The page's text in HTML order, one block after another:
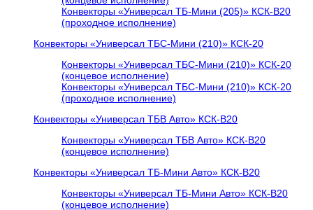
Конвекторы «Универсал ТБ-Мини (205)» КСК-В20
(проходное исполнение)
Конвекторы «Универсал ТБС-Мини (210)» КСК-20
Конвекторы «Универсал ТБС-Мини (210)» КСК-20
(концевое исполнение)
Конвекторы «Универсал ТБС-Мини (210)» КСК-20
(проходное исполнение)
Конвекторы «Универсал ТБВ Авто» КСК-В20
Конвекторы «Универсал ТБВ Авто» КСК-В20
(концевое исполнение)
Конвекторы «Универсал ТБ-Мини Авто» КСК-В20
Конвекторы «Универсал ТБ-Мини Авто» КСК-В20
(концевое исполнение)